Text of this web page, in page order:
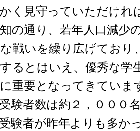
く見守っていただけれ
の通り、若年人口減少
戦いを繰り広げており
るとはいえ、優秀な学
重要となってきていま
験者数は約２，０００
験者が昨年よりも多か